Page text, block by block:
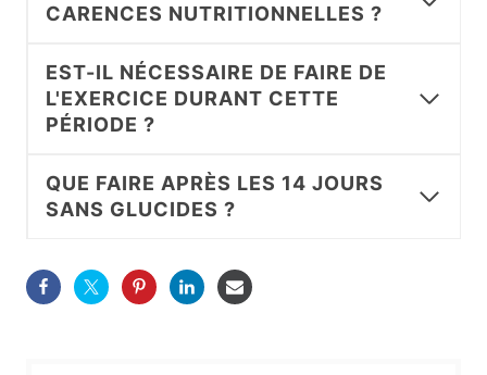
CARENCES NUTRITIONNELLES ?
EST-IL NÉCESSAIRE DE FAIRE DE
L'EXERCICE DURANT CETTE
PÉRIODE ?
QUE FAIRE APRÈS LES 14 JOURS
SANS GLUCIDES ?